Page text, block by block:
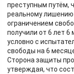
преступным путём,
реальному лишению
ограничением
получили от 6 лет
условно с
свободы на 6
Сторона защиты
утверждая, что